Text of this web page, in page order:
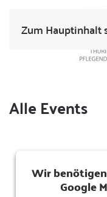
Zum Hauptinhalt
Alle Events
Wir
Google